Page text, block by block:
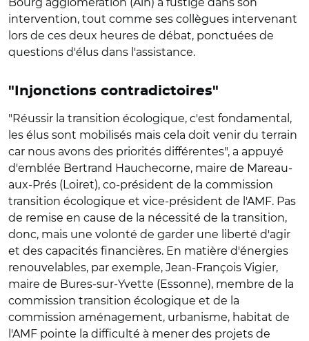
intervention, tout comme ses collègues intervenant
lors de ces deux heures de débat, ponctuées de
questions d'élus dans l'assistance.
"Injonctions contradictoires"
"Réussir la transition écologique, c'est fondamental,
les élus sont mobilisés mais cela doit venir du terrain
car nous avons des priorités différentes", a appuyé
d'emblée Bertrand Hauchecorne, maire de Mareau-
aux-Prés (Loiret), co-président de la commission
transition écologique et vice-président de l'AMF. Pas
de remise en cause de la nécessité de la transition,
donc, mais une volonté de garder une liberté d'agir
et des capacités financières. En matière d'énergies
renouvelables, par exemple, Jean-François Vigier,
maire de Bures-sur-Yvette (Essonne), membre de la
commission transition écologique et de la
commission aménagement, urbanisme, habitat de
l'AMF pointe la difficulté à mener des projets de